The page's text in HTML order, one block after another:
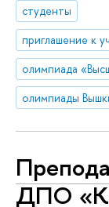
студенты
приглашение к
олимпиада
олимпиады
ДПО